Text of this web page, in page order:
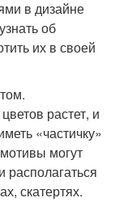
в дизайне
об
их в своей
растет, и
«частичку»
могут
располагаться
скатертях.